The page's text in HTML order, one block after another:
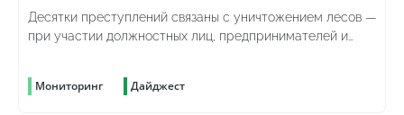
Десятки преступлений связаны с уничтожением лесов —
при участии должностных лиц, предпринимателей и
Мониторинг Дайджест